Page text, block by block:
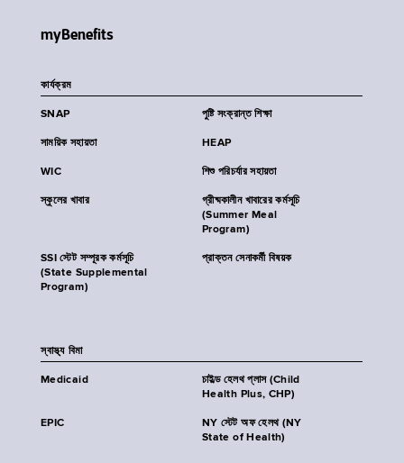
myBenefits
কার্যক্রম
SNAP পুষ্টি সংক্রান্ত শিক্ষা
সাময়িক সহায়তা HEAP
WIC শিশু পরিচর্যার সহায়তা
স্কুলের খাবার
গ্রীষ্মকালীন খাবারের কর্মসূচি
(Summer Meal
Program)
SSI স্টেট সম্পূরক কর্মসূচি
(State Supplemental
Program)
প্রাক্তন সেনাকর্মী বিষয়ক
স্বাস্থ্য বিমা
Medicaid
চাইল্ড হেলথ প্লাস (Child
Health Plus, CHP)
EPIC
NY স্টেট অফ হেলথ (NY
State of Health)